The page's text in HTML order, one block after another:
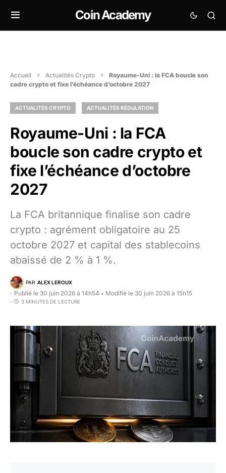
Coin Academy
Accueil Actualités Crypto
Royaume-Uni : la FCA boucle son
cadre crypto et fixe l’échéance d’octobre 2027
ACTUALITÉS CRYPTO ACTUALITÉS RÉGULATION
Royaume-Uni : la FCA
boucle son cadre crypto et
fixe l’échéance d’octobre
2027
La FCA britannique finalise son cadre
crypto : agrément obligatoire au 25
octobre 2027 et capital des stablecoins
abaissé de 2 % à 1 %.
PAR ALEX LEROUX
Publié le 30 juin 2026 à 14h54 • Modifié le 30 juin 2026 à 15h15
3 MINUTES DE LECTURE